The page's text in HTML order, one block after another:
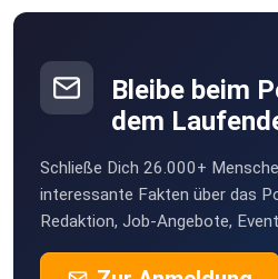
Bleibe beim
dem
Schließe Dich 26.000+
interessante Fakten über das
Redaktion, Job-Angebote,